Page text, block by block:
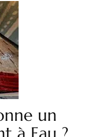
un